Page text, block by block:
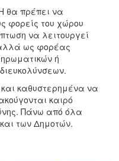
θα πρέπει να
φορείς του χώρου
να λειτουργεί
ως φορέας
ή
καθυστερημένα να
καιρό
Πάνω από όλα
των Δημοτών.